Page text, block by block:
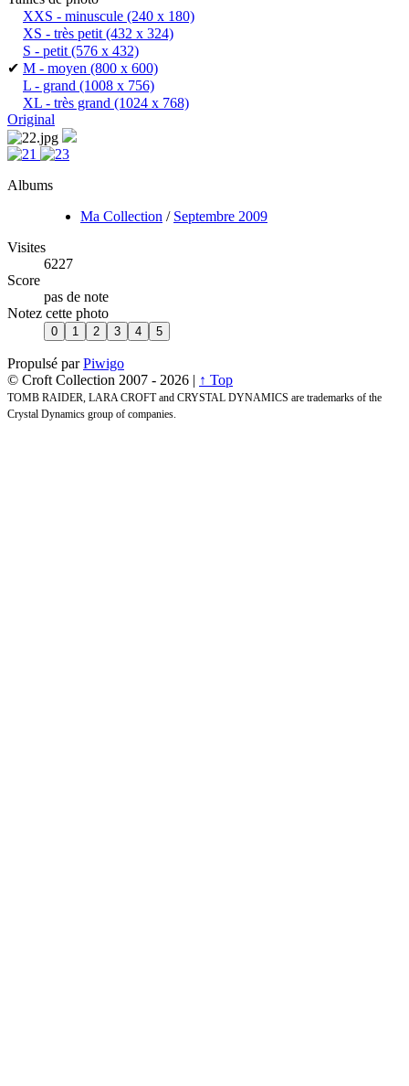
XXS - minuscule (240 x 180)
XS - très petit(432 x 324)
S - petit(576 x 432)
✔ M - moyen (800 x 600)
L - grand (1008 x 756)
XL - très grand (1024 x 768)
Original
Albums
Ma Collection / Septembre 2009
Visites
6227
Score
pas de note
Notez cette photo
Propulsé parPiwigo
© Croft Collection 2007 - 2026 | ↑ Top
TOMB RAIDER, LARA CROFT and CRYSTAL DYNAMICS are trademarks of the
Crystal Dynamics group of companies.